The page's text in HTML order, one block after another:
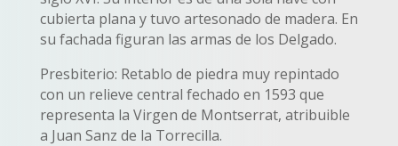
cubierta plana y tuvo artesonado de madera. En
su fachada figuran las armas de los Delgado.
Presbiterio: Retablo de piedra muy repintado
con un relieve central fechado en 1593 que
representa la Virgen de Montserrat, atribuible
a Juan Sanz de la Torrecilla.